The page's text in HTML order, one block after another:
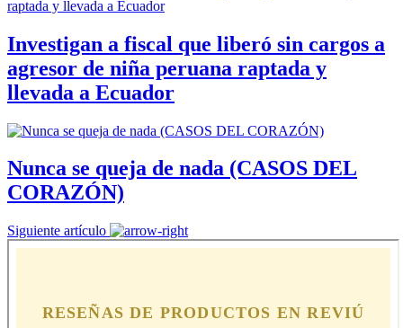
Investigan a fiscal que liberó sin cargos a
agresor de niña peruana raptada y
llevada a Ecuador
Nunca se queja de nada (CASOS DEL
CORAZÓN)
Siguiente artículo